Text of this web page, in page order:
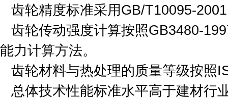
齿轮精度标准采用GB/T10095-
齿轮传动强度计算按照GB3480-
能力计算方法。
齿轮材料与热处理的质量等级按照
总体技术性能标准水平高于建材行